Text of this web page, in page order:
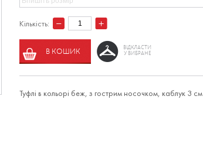
Кількість:
В КОШИК ВІДКЛАСТИ
У ВИБРАНЕ
Туфлі в кольорі беж, з гострим носочком, каблук 3 см